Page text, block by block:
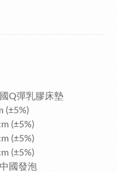
Q彈乳膠床墊
(±5%)
(±5%)
(±5%)
(±5%)
國發泡